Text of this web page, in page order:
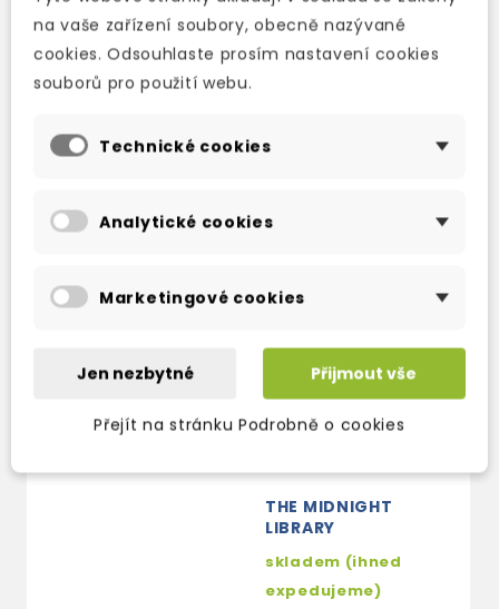
NOTES ON A
NERVOUS PLANET
skladem (ihned
329 Kč -15% 280 Kč
THE HUMANS
skladem (ihned
THE MIDNIGHT
LIBRARY
skladem (ihned
expedujeme)
na vaše zařízení soubory, obecně nazývané
cookies. Odsouhlaste prosím nastavení cookies
souborů pro použití webu.
Technické cookies
Analytické cookies
Marketingové cookies
Jen nezbytné Přijmout vše
Přejít na stránku Podrobně o cookies